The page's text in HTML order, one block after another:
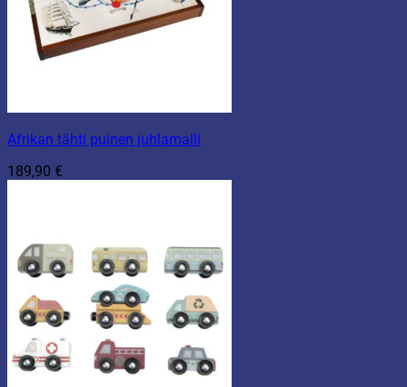
Afrikan tähti puinen juhlamalli
189,90 €